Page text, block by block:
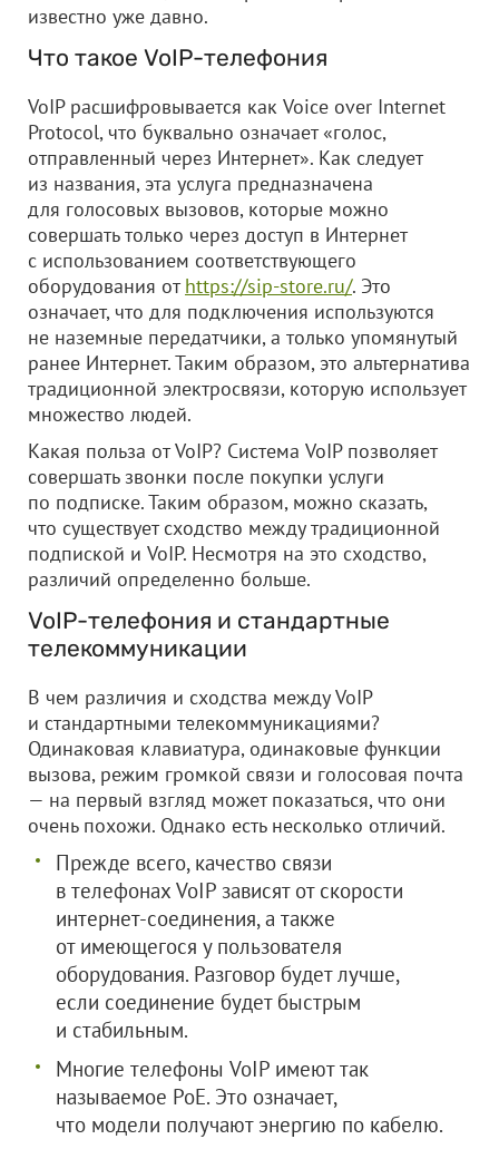
известно уже давно.
Что такое VoIP-телефония
VoIP расшифровывается как Voice over Internet
Protocol, что буквально означает «голос,
отправленный через Интернет». Как следует
из названия, эта услуга предназначена
для голосовых вызовов, которые можно
совершать только через доступ в Интернет
с использованием соответствующего
оборудования отhttps://sip-store.ru/. Это
означает, что для подключения используются
не наземные передатчики, а только упомянутый
ранее Интернет. Таким образом, это альтернатива
традиционной электросвязи, которую использует
множество людей.
Какая польза от VoIP? Система VoIP позволяет
совершать звонки после покупки услуги
по подписке. Таким образом, можно сказать,
что существует сходство между традиционной
подпиской и VoIP. Несмотря на это сходство,
различий определенно больше.
VoIP-телефония и стандартные
телекоммуникации
В чем различия и сходства между VoIP
и стандартными телекоммуникациями?
Одинаковая клавиатура, одинаковые функции
вызова, режим громкой связи и голосовая почта
— на первый взгляд может показаться, что они
очень похожи. Однако есть несколько отличий.
Прежде всего, качество связи
в телефонах VoIP зависят от скорости
интернет-соединения, а также
от имеющегося у пользователя
оборудования. Разговор будет лучше,
если соединение будет быстрым
и стабильным.
Многие телефоны VoIP имеют так
называемое PoE. Это означает,
что модели получают энергию по кабелю.